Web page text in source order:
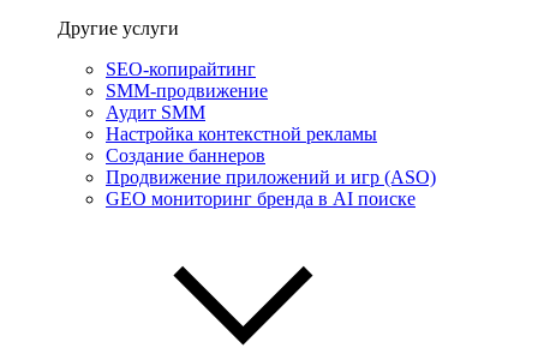
Другие услуги
SEO-копирайтинг
SMM-продвижение
Аудит SMM
Настройка контекстной рекламы
Создание баннеров
Продвижение приложений и игр (ASO)
GEO мониторинг бренда в AI поиске